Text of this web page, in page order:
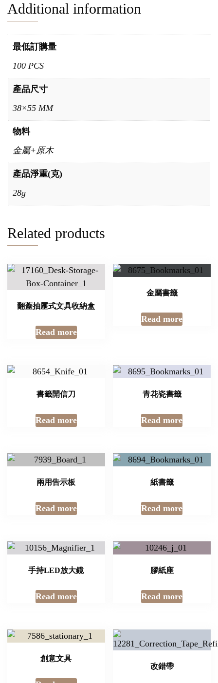
Additional information
最低訂購量
100 PCS
產品尺寸
38×55 MM
物料
金屬+原木
產品淨重(克)
28g
Related products
翻蓋抽屜式文具收納盒
Read more
金屬書籤
Read more
書籤開信刀
Read more
青花瓷書籤
Read more
兩用告示板
Read more
紙書籤
Read more
手持LED放大鏡
Read more
膠紙座
Read more
創意文具
改錯帶